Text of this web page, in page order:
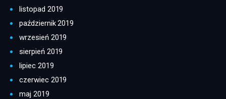
listopad 2019
październik 2019
wrzesień 2019
sierpień 2019
lipiec 2019
czerwiec 2019
maj 2019